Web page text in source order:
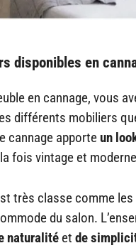
disponibles en
en cannage, vous
différents mobiliers
cannage apporte un
fois vintage et
très classe comme
du salon.
naturalité et de